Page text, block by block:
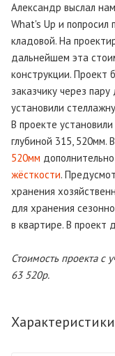
Александр выслал
What's Up и попросил
кладовой. На
дальнейшем эта
конструкции. Проект
заказчику через
установили
В проекте установили
глубиной 315, 520мм.
520мм
жёсткости.
хранения
для хранения
в квартире. В проект
Стоимость проекта с
63 520р.
Характеристики